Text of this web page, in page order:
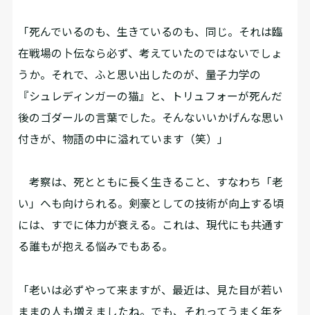
「死んでいるのも、生きているのも、同じ。それは臨
在戦場の卜伝なら必ず、考えていたのではないでしょ
うか。それで、ふと思い出したのが、量子力学の
『シュレディンガーの猫』と、トリュフォーが死んだ
後のゴダールの言葉でした。そんないいかげんな思い
付きが、物語の中に溢れています（笑）」
考察は、死とともに長く生きること、すなわち「老
い」へも向けられる。剣豪としての技術が向上する頃
には、すでに体力が衰える。これは、現代にも共通す
る誰もが抱える悩みでもある。
「老いは必ずやって来ますが、最近は、見た目が若い
ままの人も増えましたね。でも、それってうまく年を